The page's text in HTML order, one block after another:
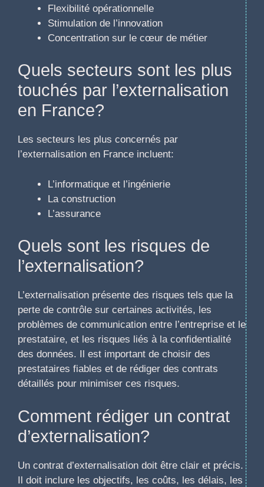
Flexibilité opérationnelle
Stimulation de l’innovation
Concentration sur le cœur de métier
Quels secteurs sont les plus
touchés par l’externalisation
en France?
Les secteurs les plus concernés par
l’externalisation en France incluent:
L’informatique et l’ingénierie
La construction
L’assurance
Quels sont les risques de
l’externalisation?
L’externalisation présente des risques tels que la
perte de contrôle sur certaines activités, les
problèmes de communication entre l’entreprise et le
prestataire, et les risques liés à la confidentialité
des données. Il est important de choisir des
prestataires fiables et de rédiger des contrats
détaillés pour minimiser ces risques.
Comment rédiger un contrat
d’externalisation?
Un contrat d’externalisation doit être clair et précis.
Il doit inclure les objectifs, les coûts, les délais, les